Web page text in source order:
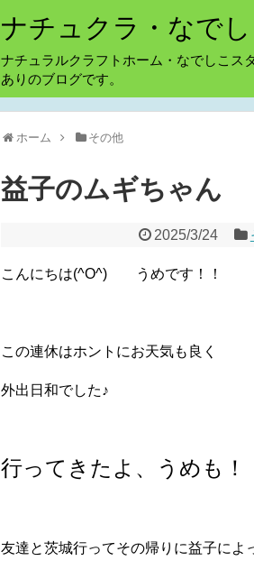
ナチュクラ・なで
ナチュラルクラフトホーム・なでしこス
ありのブログです。
ホーム その他
益子のムギちゃん
2025/3/24
こんにちは(^O^) うめです！！
この連休はホントにお天気も良く
外出日和でした♪
行ってきたよ、うめも！
友達と茨城行ってその帰りに益子によ